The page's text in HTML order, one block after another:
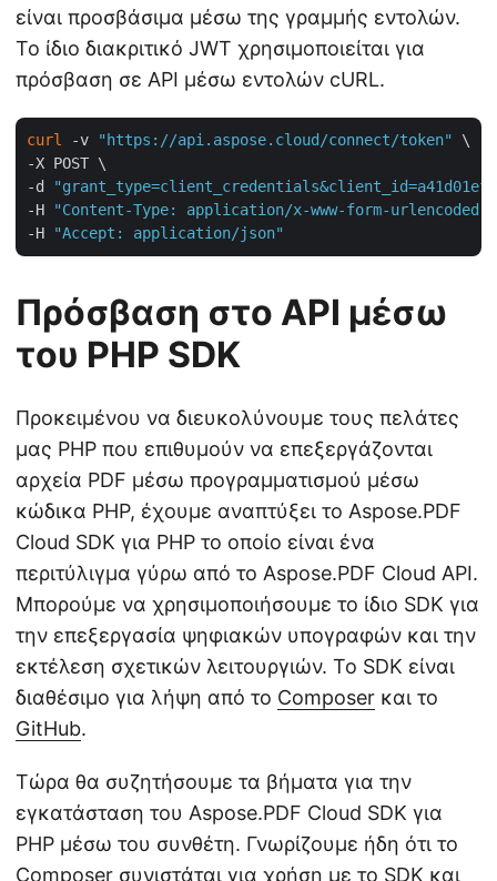
είναι προσβάσιμα μέσω της γραμμής εντολών.
Το ίδιο διακριτικό JWT χρησιμοποιείται για
πρόσβαση σε API μέσω εντολών cURL.
curl -v "https://api.aspose.cloud/connect/token"
\
-X POST \
-d
"grant_type=client_credentials&client_id=a41d01ef-
-H
"Content-Type: application/x-www-form-urlencoded"
-H
"Accept: application/json"
Πρόσβαση στο API μέσω
του PHP SDK
Προκειμένου να διευκολύνουμε τους πελάτες
μας PHP που επιθυμούν να επεξεργάζονται
αρχεία PDF μέσω προγραμματισμού μέσω
κώδικα PHP, έχουμε αναπτύξει το Aspose.PDF
Cloud SDK για PHP το οποίο είναι ένα
περιτύλιγμα γύρω από το Aspose.PDF Cloud API.
Μπορούμε να χρησιμοποιήσουμε το ίδιο SDK για
την επεξεργασία ψηφιακών υπογραφών και την
εκτέλεση σχετικών λειτουργιών. Το SDK είναι
διαθέσιμο για λήψη από το Composer και το
GitHub.
Τώρα θα συζητήσουμε τα βήματα για την
εγκατάσταση του Aspose.PDF Cloud SDK για
PHP μέσω του συνθέτη. Γνωρίζουμε ήδη ότι το
Composer συνιστάται για χρήση με το SDK και